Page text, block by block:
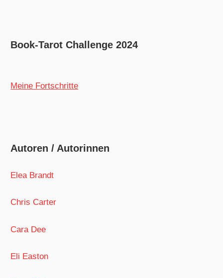
Book-Tarot Challenge 2024
Meine Fortschritte
Autoren / Autorinnen
Elea Brandt
Chris Carter
Cara Dee
Eli Easton